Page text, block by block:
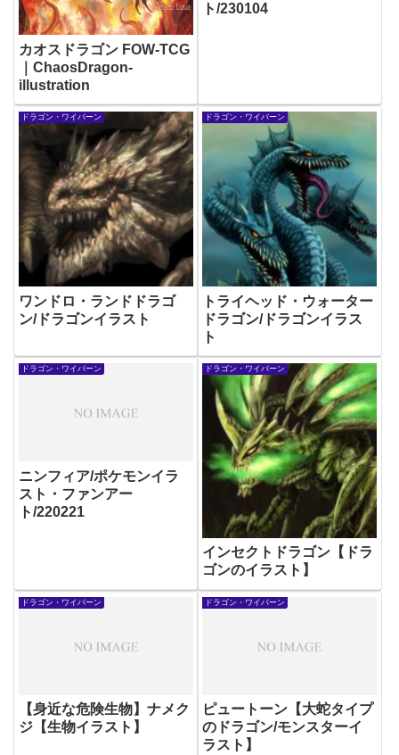
カオスドラゴン FOW-TCG
｜ChaosDragon-
illustration
ト/230104
ドラゴン・ワイバーン
ワンドロ・ランドドラゴ
ン/ドラゴンイラスト
ドラゴン・ワイバーン
トライヘッド・ウォーター
ドラゴン/ドラゴンイラス
ト
ドラゴン・ワイバーン
ニンフィア/ポケモンイラ
スト・ファンアー
ト/220221
ドラゴン・ワイバーン
インセクトドラゴン【ドラ
ゴンのイラスト】
ドラゴン・ワイバーン
【身近な危険生物】ナメク
ジ【生物イラスト】
ドラゴン・ワイバーン
ピュートーン【大蛇タイプ
のドラゴン/モンスターイ
ラスト】